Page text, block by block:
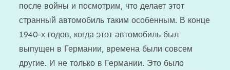
после войны и посмотрим, что делает этот
странный автомобиль таким особенным. В конце
1940-х годов, когда этот автомобиль был
выпущен в Германии, времена были совсем
другие. И не только в Германии. Это было